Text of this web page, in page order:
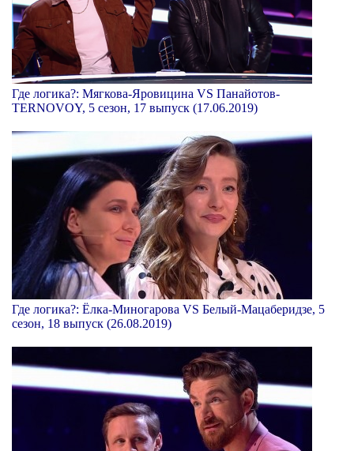
Где логика?: Мягкова-Яровицина VS Панайотов-
TERNOVOY, 5 сезон, 17 выпуск (17.06.2019)
Где логика?: Ёлка-Миногарова VS Белый-Мацаберидзе, 5
сезон, 18 выпуск (26.08.2019)